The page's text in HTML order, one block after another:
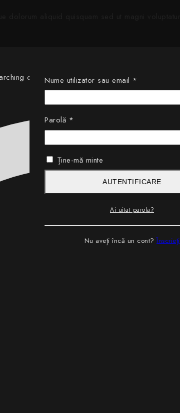
can help.Nume utilizator sau email *
Parolă *
Ține-mă minte
AUTENTIFICARE
Ai uitat parola?
Nu aveți încă un cont?Înscrieți